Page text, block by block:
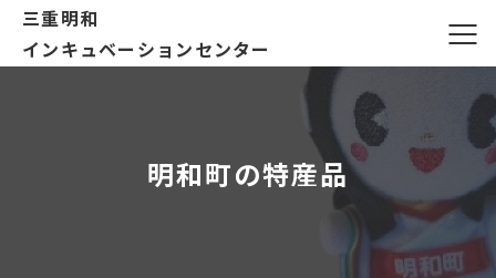
三重明和
インキュベーションセンター
明和町の特産品